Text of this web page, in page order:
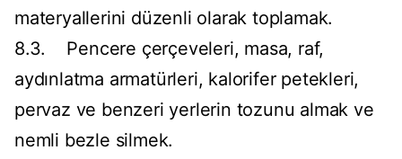
materyallerini düzenli olarak toplamak.
8.3. Pencere çerçeveleri, masa, raf,
aydınlatma armatürleri, kalorifer petekleri,
pervaz ve benzeri yerlerin tozunu almak ve
nemli bezle silmek.